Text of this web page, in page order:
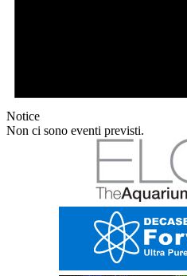
Notice
Non ci sono eventi previsti.